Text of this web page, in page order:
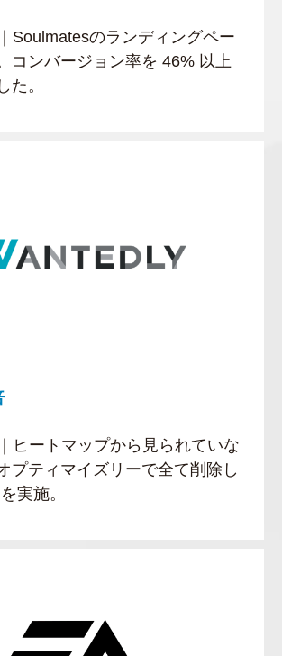
Soulmatesのランディングペー
コンバージョン率を 46% 以上
た。
ヒートマップから見られていな
プティマイズリーで全て削除し
実施。